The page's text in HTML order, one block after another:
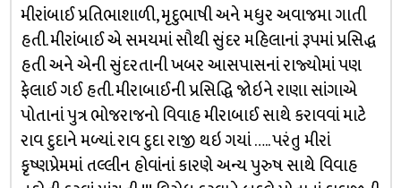
મીરાંબાઈ પ્રતિભાશાળી, મૃદુભાષી અને મધુર અવાજમા ગાતી
હતી. મીરાંબાઈ એ સમયમાં સૌથી સુંદર મહિલાનાં રૂપમાં પ્રસિદ્ધ
હતી અને એની સુંદરતાની ખબર આસપાસનાં રાજ્યોમાં પણ
ફેલાઈ ગઈ હતી. મીરાબાઈની પ્રસિદ્ધિ જોઇને રાણા સાંગાએ
પોતાનાં પુત્ર ભોજરાજનો વિવાહ મીરાબાઈ સાથે કરાવવાં માટે
રાવ દુદાને મળ્યાં. રાવ દુદા રાજી થઇ ગયાં ….. પરંતુ મીરાં
કૃષ્ણપ્રેમમાં તલ્લીન હોવાંનાં કારણે અન્ય પુરુષ સાથે વિવાહ